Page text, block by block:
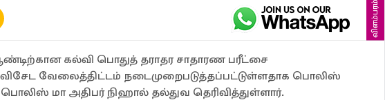
விளம்பரம்
கல்வி பொதுத் தராதர சாதாரண பரீட்சை
வேலைத்திட்டம் நடைமுறைபடுத்தப்பட்டுள்ளதாக பொலிஸ்
பொலிஸ் மா அதிபர் நிஹால் தல்துவ தெரிவித்துள்ளார்.